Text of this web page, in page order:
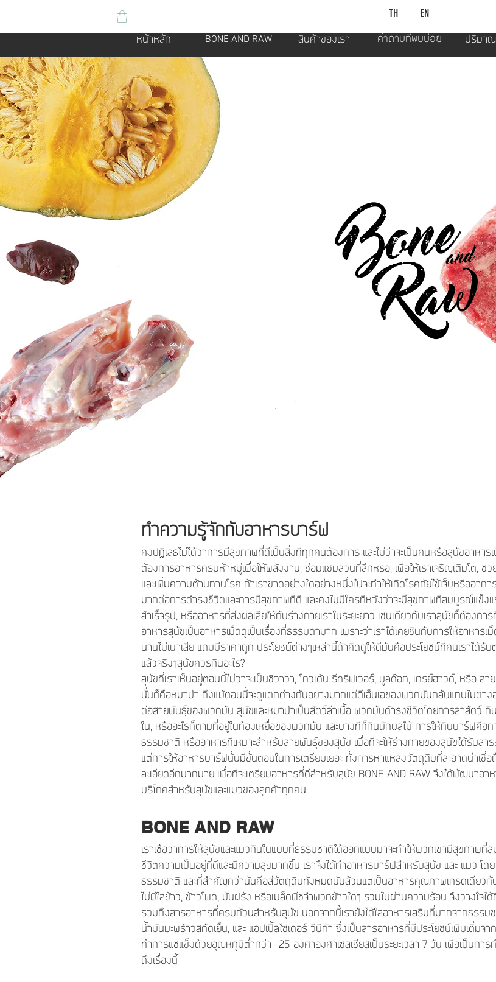
TH EN
หน้าหลัก BONE AND RAW สินค้าของเรา คำถามที่พบบ่อย ปริมา
ทำความรู้จักกับอาหารบาร์ฟ
คงปฏิเสธไม่ได้ว่าการมีสุขภาพที่ดีเป็นสิ่งที่ทุกคนต้องการ และไม่ว่าจะเป็นคนหรือสุนัขอาห
ต้องการอาหารครบห้าหมู่เพื่อให้พลังงาน, ซ่อมแซมส่วนที่สึกหรอ, เพื่อให้เราเจริญเติมโต, ช่
และเพิ่มความต้านทานโรค ถ้าเราขาดอย่างใดอย่างหนึ่งไปจะทำให้เกิดโรคภัยไข้เจ็บหรืออา
มากต่อการดำรงชีวิตและการมีสุขภาพที่ดี และคงไม่มีใครที่หวังว่าจะมีสุขภาพที่สมบูรณ์แข็งแ
สำเร็จรูป, หรืออาหารที่ส่งผลเสียให้กับร่างกายเราในระยะยาว เช่นเดียวกับเราสุนัขก็ต้องก
อาหารสุนัขเป็นอาหารเม็ดดูเป็นเรื่องที่ธรรมดามาก เพราะว่าเราได้เคยชินกับการให้อาหาร
นานไม่เน่าเสีย แถมมีราคาถูก ประโยชน์ต่างๆเหล่านี้ถ้าคิดดูให้ดีมันคือประโยชน์ที่คนเราได้รั
แล้วจริงๆสุนัขควรกินอะไร?
สุนัขที่เราเห็นอยู่ตอนนี้ไม่ว่าจะเป็นชิวาวา, โกวเด้น รีทรีฟเวอร์, บูลด๊อก, เกรย์ฮาวด์, หรือ
นั่นก็คือหมาป่า ถึงแม้ตอนนี้จะดูแตกต่างกันอย่างมากแต่ดีเอ็นเอของพวกมันกลับแทบไม่ต่างอ
ต่อสายพันธุ์ของพวกมัน สุนัขและหมาป่าเป็นสัตว์ล่าเนื้อ พวกมันดำรงชีวิตโดยการล่าสัตว์ กิ
ใน, หรืออะไรก็ตามที่อยู่ในท้องเหยื่อของพวกมัน และบางทีก็กินผักผลไม้ การให้กินบาร์ฟคือ
ธรรมชาติ หรืออาหารที่เหมาะสำหรับสายพันธุ์ของสุนัข เพื่อที่จะให้ร่างกายของสุนัขได้รับสา
แต่การให้อาหารบาร์ฟนั้นมีขั้นตอนในการเตรียมเยอะ ทั้งการหาแหล่งวัตถุดิบที่สะอาดน่าเชื่
ละเอียดอีกมากมาย เพื่อที่จะเตรียมอาหารที่ดีสำหรับสุนัข BONE AND RAW จึงได้พัฒนาอ
บริโภคสำหรับสุนัขและแมวของลูกค้าทุกคน
BONE AND RAW
เราเชื่อว่าการให้สุนัขและแมวกินในแบบที่ธรรมชาติได้ออกแบบมาจะทำให้พวกเขามีสุขภาพ
ชีวิตความเป็นอยู่ที่ดีและมีความสุขมากขึ้น เราจึงได้ทำอาหารบาร์ฟสำหรับสุนัข และ แมว โ
ธรรมชาติ และที่สำคัญกว่านั้นคือส่วัตถุดิบทั้งหมดนั้นล้วนแต่เป็นอาหารคุณภาพเกรดเดียวกับ
ไม่มีใส่ข้าว, ข้าวโพด, มันฝรั่ง หรือเมล็ดพืชจำพวกข้าวใดๆ รวมไม่ผ่านความร้อน จึงวางใจ
รวมถึงสารอาหารที่ครบถ้วนสำหรับสุนัข นอกจากนี้เรายังได้ใส่อาหารเสริมที่มากจากธรรม
น้ำมันมะพร้าวสกัดเย็น, และ แอปเปิ้ลไซเดอร์ วีนีก้า ซึ่งเป็นสารอาหารที่มีประโยชน์เพิ่มเติ่มจา
ทำการแช่แข็งด้วยอุณหภูมิต่ำกว่า -25 องศาองศาเซลเซียสเป็นระยะเวลา 7 วัน เพื่อเป็นกา
ถึงเรื่องนี้